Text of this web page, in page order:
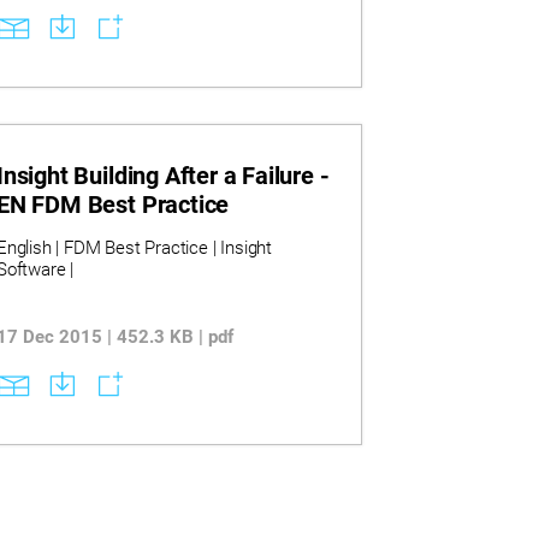
Building After a Failure -
FDM Best Practice
| FDM Best Practice | Insight
|
Dec 2015 | 452.3 KB | pdf